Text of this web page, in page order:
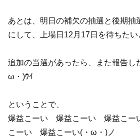
あとは、明日の補欠の抽選と後期抽
にして、上場日12月17日を待ちたい
追加の当選があったら、また報告し
ω・)ｳｲ
ということで、
爆益こーい 爆益こーい 爆益こ
こーい 爆益こーい(・ω・)ノ